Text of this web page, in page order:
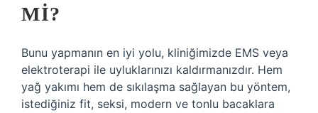
MI?
Bunu yapmanın en iyi yolu, kliniğimizde EMS veya
elektroterapi ile uyluklarınızı kaldırmanızdır. Hem
yağ yakımı hem de sıkılaşma sağlayan bu yöntem,
istediğiniz fit, seksi, modern ve tonlu bacaklara